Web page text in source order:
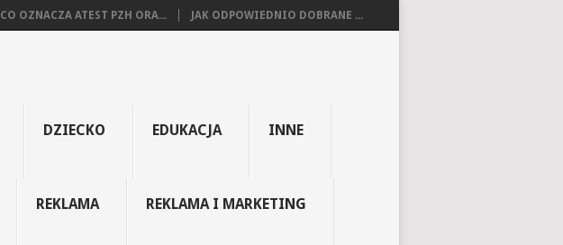
CO OZNACZA ATEST PZH ORA... JAK ODPOWIEDNIO DOBRANE ...
DZIECKO EDUKACJA INNE
REKLAMA REKLAMA I MARKETING